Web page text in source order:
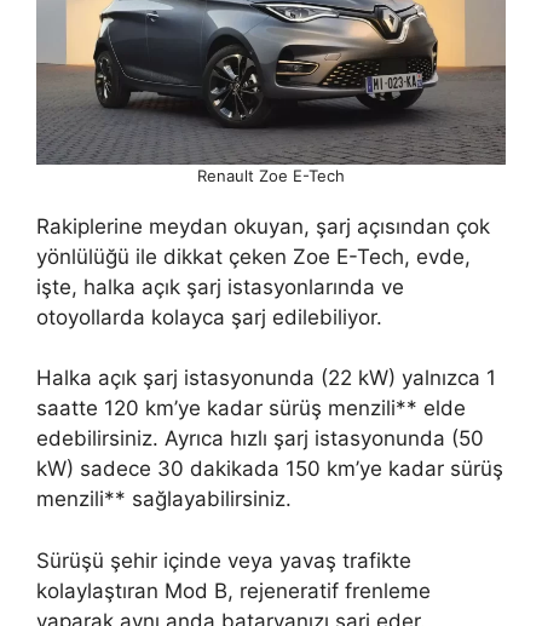
Renault Zoe E-Tech
Rakiplerine meydan okuyan, şarj açısından çok
yönlülüğü ile dikkat çeken Zoe E-Tech, evde,
işte, halka açık şarj istasyonlarında ve
otoyollarda kolayca şarj edilebiliyor.
Halka açık şarj istasyonunda (22 kW) yalnızca 1
saatte 120 km’ye kadar sürüş menzili** elde
edebilirsiniz. Ayrıca hızlı şarj istasyonunda (50
kW) sadece 30 dakikada 150 km’ye kadar sürüş
menzili** sağlayabilirsiniz.
Sürüşü şehir içinde veya yavaş trafikte
kolaylaştıran Mod B, rejeneratif frenleme
yaparak aynı anda bataryanızı şarj eder.